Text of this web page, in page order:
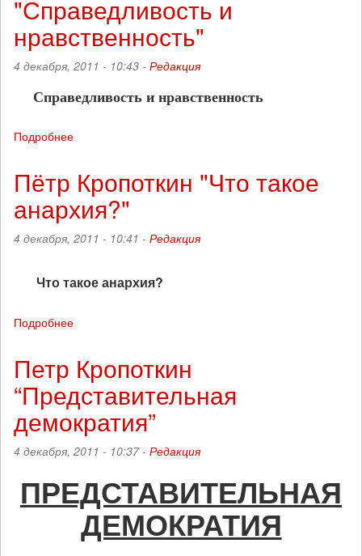
же
делать?"
"Справедливость и
нравственность"
4 декабря, 2011 - 10:43 - Редакция
Справедливость и нравственность
Подробнее
"Справедливость
нравственность"
Пётр Кропоткин "Что такое
анархия?"
4 декабря, 2011 - 10:41 - Редакция
Что такое анархия?
Подробнее
"Что
такое
анархия?"
Петр Кропоткин
“Представительная
демократия”
4 декабря, 2011 - 10:37 - Редакция
ПРЕДСТАВИТЕЛЬНАЯ
ДЕМОКРАТИЯ